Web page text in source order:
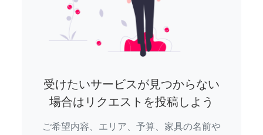
受けたいサービスが見つからない
場合はリクエストを投稿しよう
ご希望内容、エリア、予算、家具の名前や